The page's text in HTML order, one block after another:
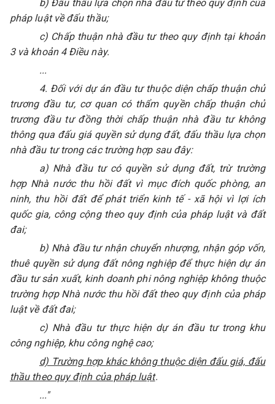
b) Đấu thầu lựa chọn nhà đầu tư theo quy định của
pháp luật về đấu thầu;
c) Chấp thuận nhà đầu tư theo quy định tại khoản
3 và khoản 4 Điều này.
...
4. Đối với dự án đầu tư thuộc diện chấp thuận chủ
trương đầu tư, cơ quan có thẩm quyền chấp thuận chủ
trương đầu tư đồng thời chấp thuận nhà đầu tư không
thông qua đấu giá quyền sử dụng đất, đấu thầu lựa chọn
nhà đầu tư trong các trường hợp sau đây:
a) Nhà đầu tư có quyền sử dụng đất, trừ trường
hợp Nhà nước thu hồi đất vì mục đích quốc phòng, an
ninh, thu hồi đất để phát triển kinh tế - xã hội vì lợi ích
quốc gia, công cộng theo quy định của pháp luật và đất
đai;
b) Nhà đầu tư nhận chuyển nhượng, nhận góp vốn,
thuê quyền sử dụng đất nông nghiệp để thực hiện dự án
đầu tư sản xuất, kinh doanh phi nông nghiệp không thuộc
trường hợp Nhà nước thu hồi đất theo quy định của pháp
luật về đất đai;
c) Nhà đầu tư thực hiện dự án đầu tư trong khu
công nghiệp, khu công nghệ cao;
d) Trường hợp khác không thuộc diện đấu giá, đấu
thầu theo quy định của pháp luật.
..."